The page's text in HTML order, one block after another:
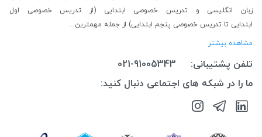
زبان انگلیسی و تدریس خصوصی ابتدایی (از
تدریس خصوصی اول
ابتدایی تا تدریس خصوصی پنجم ابتدایی) از جمله مهمترین...
مشاهده بیشتر
تلفن پشتیبانی:
021-91005343
ما را در شبکه های اجتماعی دنبال کنید: